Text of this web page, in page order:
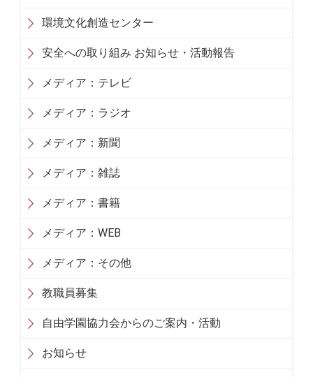
環境文化創造センター
安全への取り組み お知らせ・活動報告
メディア：テレビ
メディア：ラジオ
メディア：新聞
メディア：雑誌
メディア：書籍
メディア：WEB
メディア：その他
教職員募集
自由学園協力会からのご案内・活動
お知らせ